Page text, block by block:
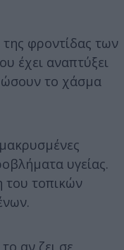
της φροντίδας των
έχει αναπτύξει
το χάσμα
υγείας.
του τοπικών
αν ζει σε